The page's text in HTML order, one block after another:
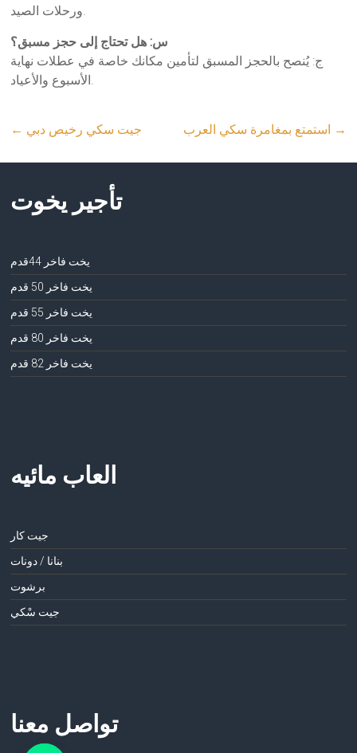
ورحلات الصيد.
س: هل تحتاج إلى حجز مسبق؟
ج: يُنصح بالحجز المسبق لتأمين مكانك خاصة في عطلات نهاية
الأسبوع والأعياد.
← جيت سكي رخيص دبي →
تأجير يخوت
يخت فاخر 44قدم
يخت فاخر 50 قدم
يخت فاخر 55 قدم
يخت فاخر 80 قدم
يخت فاخر 82 قدم
العاب مائيه
جيت كار
بنانا / دونات
برشوت
جيت سْكي
تواصل معنا